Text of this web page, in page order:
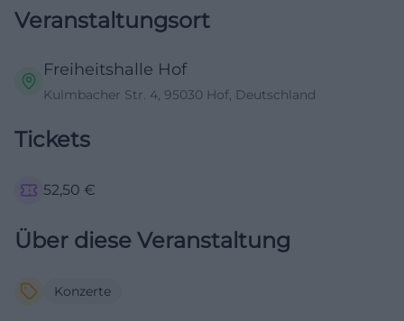
Veranstaltungsort
Freiheitshalle Hof
Kulmbacher Str. 4, 95030 Hof, Deutschland
Tickets
52,50 €
Über diese Veranstaltung
Konzerte